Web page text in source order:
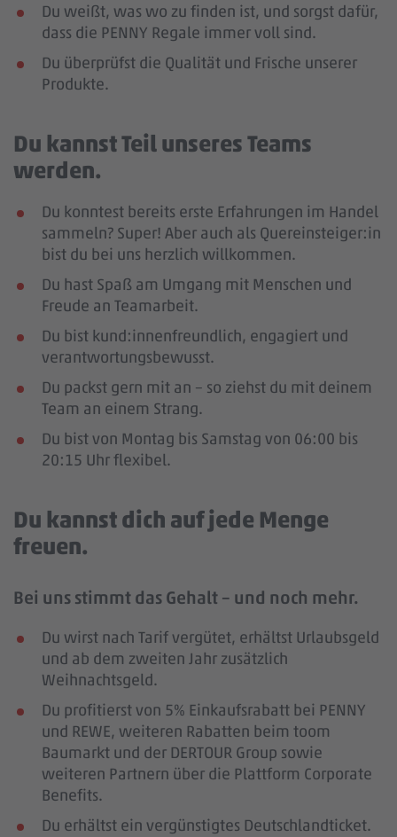
Du weißt, was wo zu finden ist, und sorgst dafür,
dass die PENNY Regale immer voll sind.
Du überprüfst die Qualität und Frische unserer
Produkte.
Du kannst Teil unseres Teams
werden.
Du konntest bereits erste Erfahrungen im Handel
sammeln? Super! Aber auch als Quereinsteiger:in
bist du bei uns herzlich willkommen.
Du hast Spaß am Umgang mit Menschen und
Freude an Teamarbeit.
Du bist kund:innenfreundlich, engagiert und
verantwortungsbewusst.
Du packst gern mit an – so ziehst du mit deinem
Team an einem Strang.
Du bist von Montag bis Samstag von 06:00 bis
20:15 Uhr flexibel.
Du kannst dich auf jede Menge
freuen.
Bei uns stimmt das Gehalt – und noch mehr.
Du wirst nach Tarif vergütet, erhältst Urlaubsgeld
und ab dem zweiten Jahr zusätzlich
Weihnachtsgeld.
Du profitierst von 5% Einkaufsrabatt bei PENNY
und REWE, weiteren Rabatten beim toom
Baumarkt und der DERTOUR Group sowie
weiteren Partnern über die Plattform Corporate
Benefits.
Du erhältst ein vergünstigtes Deutschlandticket.